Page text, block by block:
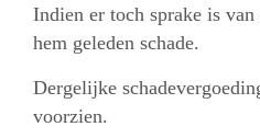
Indien er toch sprake is
hem geleden schade.
Dergelijke
voorzien.